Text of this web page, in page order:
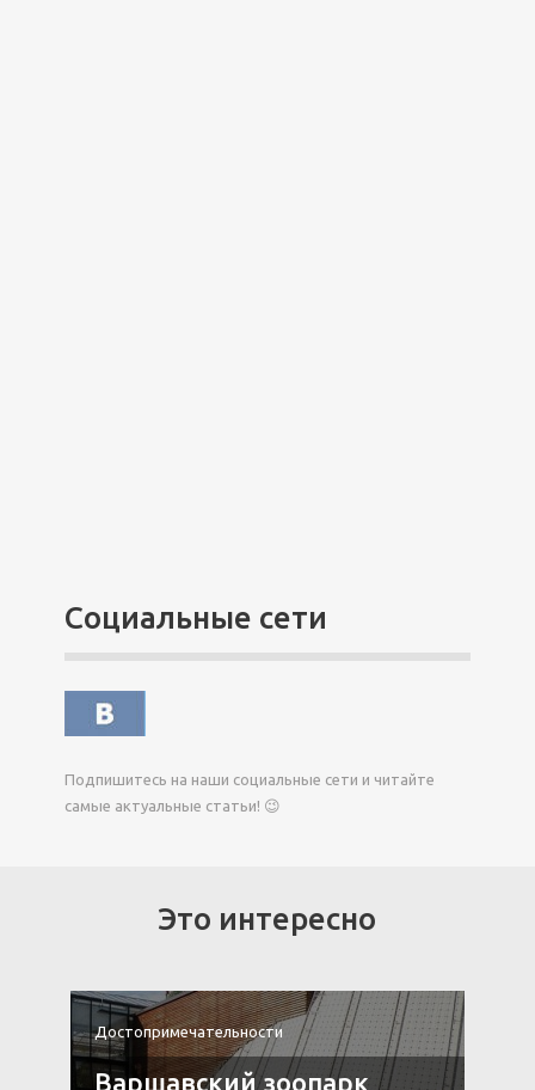
Социальные сети
Подпишитесь на наши социальные сети и читайте
самые актуальные статьи! 😉
Это интересно
Достопримечательности
Варшавский зоопарк